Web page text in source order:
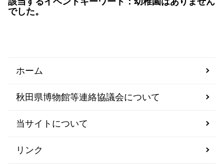
でした。
ホーム
秋田県博物館等連絡協議会について
当サイトについて
リンク